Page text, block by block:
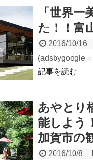
「世界
た！！富
2016/10/16
(adsbygoogle
記事を読む
あやとり
能しよう
加賀市の
2016/10/8